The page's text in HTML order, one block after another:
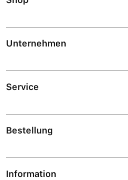
Unternehmen
Service
Bestellung
Information